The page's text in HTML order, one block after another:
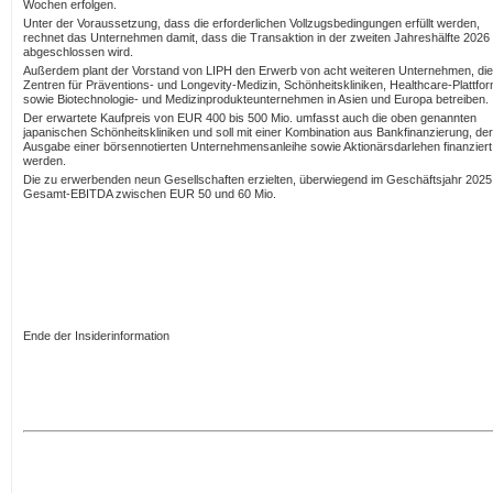
Wochen erfolgen.
Unter der Voraussetzung, dass die erforderlichen Vollzugsbedingungen erfüllt werden,
rechnet das Unternehmen damit, dass die Transaktion in der zweiten Jahreshälfte 2026
abgeschlossen wird.
Außerdem plant der Vorstand von LIPH den Erwerb von acht weiteren Unternehmen, die
Zentren für Präventions- und Longevity-Medizin, Schönheitskliniken, Healthcare-
sowie Biotechnologie- und Medizinprodukteunternehmen in Asien und Europa betreiben.
Der erwartete Kaufpreis von EUR 400 bis 500 Mio. umfasst auch die oben genannten
japanischen Schönheitskliniken und soll mit einer Kombination aus Bankfinanzierung, der
Ausgabe einer börsennotierten Unternehmensanleihe sowie Aktionärsdarlehen finanziert
werden.
Die zu erwerbenden neun Gesellschaften erzielten, überwiegend im Geschäftsjahr
Gesamt-EBITDA zwischen EUR 50 und 60 Mio.
Ende der Insiderinformation